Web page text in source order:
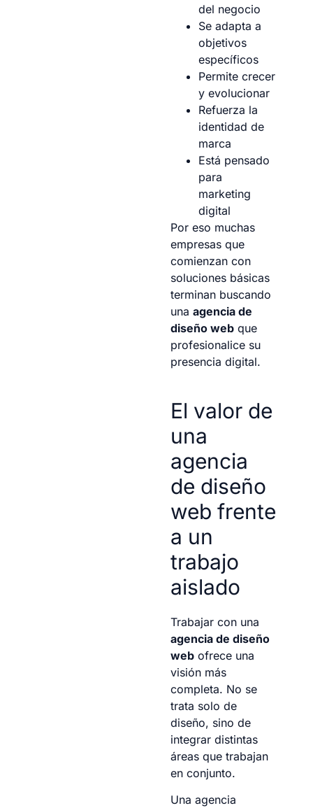
del negocio
Se adapta a
objetivos
específicos
Permite crecer
y evolucionar
Refuerza la
identidad de
marca
Está pensado
para
marketing
digital
Por eso muchas
empresas que
comienzan con
soluciones básicas
terminan buscando
una agencia de
diseño web que
profesionalice su
presencia digital.
El valor de
una
agencia
de diseño
web frente
a un
trabajo
aislado
Trabajar con una
agencia de diseño
web ofrece una
visión más
completa. No se
trata solo de
diseño, sino de
integrar distintas
áreas que trabajan
en conjunto.
Una agencia